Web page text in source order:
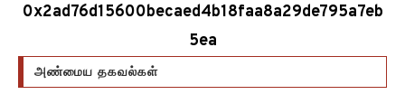
0x2ad76d15600becaed4b18faa8a29de795a7eb
5ea
அண்மைய தகவல்கள்